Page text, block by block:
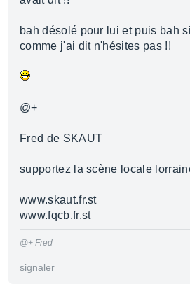
bah désolé pour lui et puis bah
comme j'ai dit n'hésites pas !!
@+
Fred de SKAUT
supportez la scène locale
www.skaut.fr.st
www.fqcb.fr.st
@+ Fred
signaler